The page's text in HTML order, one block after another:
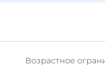
Возрастное